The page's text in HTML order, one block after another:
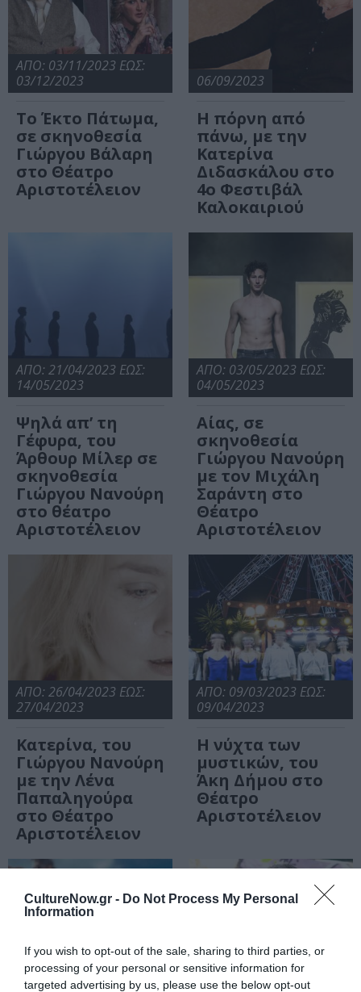
CultureNow.gr - Do Not Process My Personal
Information
If you wish to opt-out of the sale, sharing to third parties, or
processing of your personal or sensitive information for
targeted advertising by us, please use the below opt-out
ΑΠΟ: 03/11/2023 ΕΩΣ:
03/12/2023
Το Έκτο Πάτωμα,
σε σκηνοθεσία
Γιώργου Βάλαρη
στο Θέατρο
Αριστοτέλειον
06/09/2023
Η πόρνη από
πάνω, με την
Κατερίνα
Διδασκάλου στο
4ο Φεστιβάλ
Καλοκαιριού
ΑΠΟ: 21/04/2023 ΕΩΣ:
14/05/2023
Ψηλά απ’ τη
Γέφυρα, του
Άρθουρ Μίλερ σε
σκηνοθεσία
Γιώργου Νανούρη
στο θέατρο
Αριστοτέλειον
ΑΠΟ: 03/05/2023 ΕΩΣ:
04/05/2023
Αίας, σε
σκηνοθεσία
Γιώργου Νανούρη
με τον Μιχάλη
Σαράντη στο
Θέατρο
Αριστοτέλειον
ΑΠΟ: 26/04/2023 ΕΩΣ:
27/04/2023
Κατερίνα, του
Γιώργου Νανούρη
με την Λένα
Παπαληγούρα
στο Θέατρο
Αριστοτέλειον
ΑΠΟ: 09/03/2023 ΕΩΣ:
09/04/2023
Η νύχτα των
μυστικών, του
Άκη Δήμου στο
Θέατρο
Αριστοτέλειον